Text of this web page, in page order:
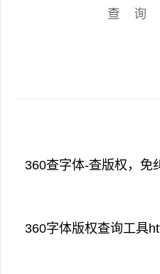
360查字体-查版权，免
360字体版权查询工具